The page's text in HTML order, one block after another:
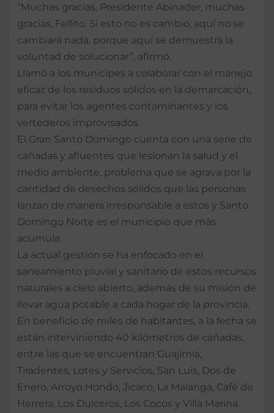
“Muchas gracias, Presidente Abinader, muchas
gracias, Fellito. Si esto no es cambio, aquí no se
cambiará nada, porque aquí se demuestra la
voluntad de solucionar”, afirmó.
Llamó a los munícipes a colaborar con el manejo
eficaz de los residuos sólidos en la demarcación,
para evitar los agentes contaminantes y los
vertederos improvisados.
El Gran Santo Domingo cuenta con una serie de
cañadas y afluentes que lesionan la salud y el
medio ambiente, problema que se agrava por la
cantidad de desechos sólidos que las personas
lanzan de manera irresponsable a estos y Santo
Domingo Norte es el municipio que más
acumula.
La actual gestión se ha enfocado en el
saneamiento pluvial y sanitario de estos recursos
naturales a cielo abierto, además de su misión de
llevar agua potable a cada hogar de la provincia.
En beneficio de miles de habitantes, a la fecha se
están interviniendo 40 kilómetros de cañadas,
entre las que se encuentran Guajimía,
Tiradentes, Lotes y Servicios, San Luis, Dos de
Enero, Arroyo Hondo, Jicaco, La Malanga, Café de
Herrera, Los Dulceros, Los Cocos y Villa Marina.